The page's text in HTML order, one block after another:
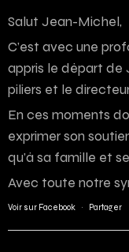
Salut Jean-Michel,
C’est avec une
appris le départ de
piliers et le
En ces moments
exprimer son
qu’à sa famille et
Avec toute notre
Voir sur Facebook · Partager